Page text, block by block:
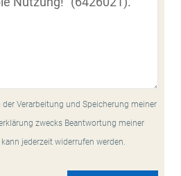
Verarbeitung und Speicherung meiner
zwecks Beantwortung meiner
jederzeit widerrufen werden.